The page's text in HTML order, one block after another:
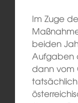
Im Zuge
beiden
Aufgaben
dann vom